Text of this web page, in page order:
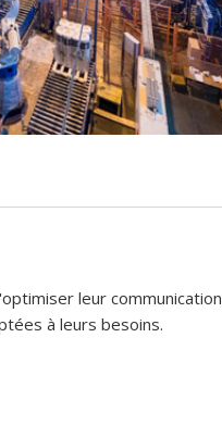
leur communication
à leurs besoins.